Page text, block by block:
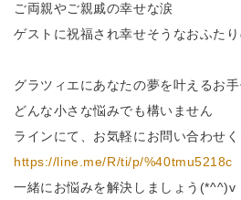
ご両親やご親戚の幸せな涙
ゲストに祝福され幸せそうなおふた
グラツィエにあなたの夢を叶えるお
どんな小さな悩みでも構いません
ラインにて、お気軽にお問い合わせ
https://line.me/R/ti/p/%40tmu5218c
一緒にお悩みを解決しましょう(*^^)v